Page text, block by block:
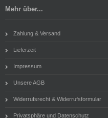
Mehr über...
Zahlung & Versand
Lieferzeit
Impressum
Unsere AGB
Widerrufsrecht & Widerrufsformular
Privatsphäre und Datenschutz